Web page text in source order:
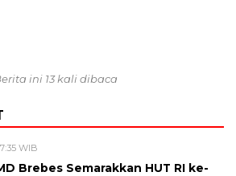
ini 13 kali dibaca
WIB
Brebes Semarakkan HUT RI ke-